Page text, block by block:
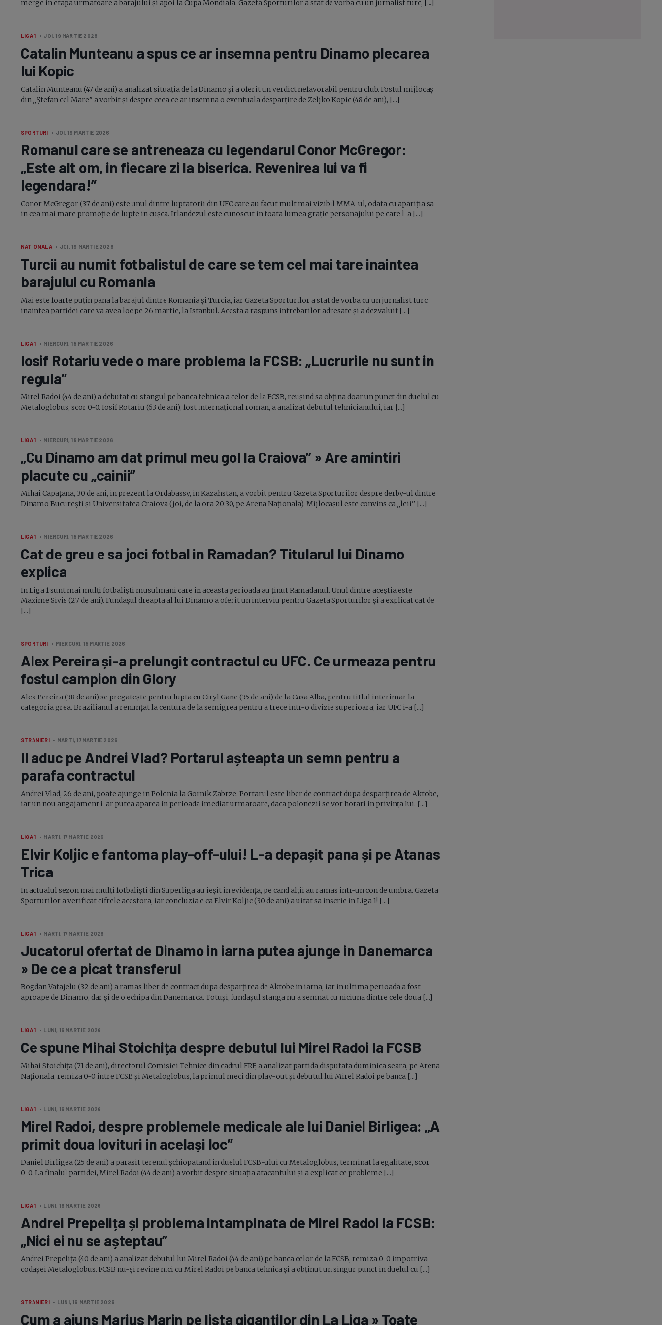
merge in etapa urmatoare a barajului și apoi la Cupa Mondiala. Gazeta Sporturilor a stat de vorba cu un jurnalist turc, [...]
LIGA 1 • JOI, 19 MARTIE 2026
Catalin Munteanu a spus ce ar insemna pentru Dinamo plecarea
lui Kopic
Catalin Munteanu (47 de ani) a analizat situația de la Dinamo și a oferit un verdict nefavorabil pentru club. Fostul mijlocaș
din „Ștefan cel Mare” a vorbit și despre ceea ce ar insemna o eventuala desparțire de Zeljko Kopic (48 de ani), [...]
SPORTURI • JOI, 19 MARTIE 2026
Romanul care se antreneaza cu legendarul Conor McGregor:
„Este alt om, in fiecare zi la biserica. Revenirea lui va fi
legendara!”
Conor McGregor (37 de ani) este unul dintre luptatorii din UFC care au facut mult mai vizibilMMA-ul, odata cu apariția sa
in cea mai mare promoție de lupte in cușca. Irlandezul este cunoscut in toata lumea grație personajului pe care l-a [...]
NATIONALA • JOI, 19 MARTIE 2026
Turcii au numit fotbalistul de care se tem cel mai tare inaintea
barajului cu Romania
Mai este foarte puțin pana la barajul dintre Romania și Turcia, iar Gazeta Sporturilor a stat de vorba cu un jurnalist turc
inaintea partidei care va avea loc pe 26 martie, la Istanbul. Acesta a raspuns intrebarilor adresate și a dezvaluit [...]
LIGA 1 • MIERCURI, 18 MARTIE 2026
Iosif Rotariu vede o mare problema la FCSB: „Lucrurile nu sunt in
regula”
Mirel Radoi (44 de ani) a debutat cu stangul pe banca tehnica a celor de la FCSB, reușind sa obțina doar un punct din duelul cu
Metaloglobus, scor 0-0. Iosif Rotariu (63 de ani), fost internațional roman, a analizat debutul tehnicianului, iar [...]
LIGA 1 • MIERCURI, 18 MARTIE 2026
„Cu Dinamo am dat primul meu gol la Craiova” » Are amintiri
placute cu „cainii”
Mihai Capațana, 30 de ani, in prezent la Ordabassy, in Kazahstan, a vorbit pentru Gazeta Sporturilor despre derby-ul dintre
Dinamo București și Universitatea Craiova (joi, de la ora 20:30, pe Arena Naționala). Mijlocașul este convins ca „leii” [...]
LIGA 1 • MIERCURI, 18 MARTIE 2026
Cat de greu e sa joci fotbal in Ramadan? Titularul lui Dinamo
explica
In Liga 1 sunt mai mulți fotbaliști musulmani care in aceasta perioada au ținut Ramadanul. Unul dintre aceștia este
Maxime Sivis (27 de ani). Fundașul dreapta al lui Dinamo a oferit un interviu pentru Gazeta Sporturilor și a explicat cat de
[...]
SPORTURI • MIERCURI, 18 MARTIE 2026
Alex Pereirași-a prelungit contractul cu UFC. Ce urmeaza pentru
fostul campion din Glory
Alex Pereira (38 de ani) se pregatește pentru lupta cu Ciryl Gane (35 de ani) de la Casa Alba, pentru titlul interimar la
categoria grea. Brazilianul a renunțat la centura de la semigrea pentru a trece intr-o divizie superioara, iar UFC i-a [...]
STRANIERI • MARTI, 17 MARTIE 2026
Il aduc pe Andrei Vlad? Portarul așteapta un semn pentru a
parafa contractul
Andrei Vlad, 26 de ani, poate ajunge in Polonia la Gornik Zabrze. Portarul este liber de contract dupa desparțirea de Aktobe,
iar un nou angajament i-ar putea aparea in perioada imediat urmatoare, daca polonezii se vor hotari in privința lui. [...]
LIGA 1 • MARTI, 17 MARTIE 2026
Elvir Koljic e fantoma play-off-ului! L-a depașit pana și pe Atanas
Trica
In actualul sezon mai mulți fotbaliști din Superliga au ieșit in evidența, pe cand alții au ramas intr-un con de umbra. Gazeta
Sporturilor a verificat cifrele acestora, iar concluzia e ca Elvir Koljic (30 de ani) a uitat sa inscrie in Liga 1! [...]
LIGA 1 • MARTI, 17 MARTIE 2026
Jucatorul ofertat de Dinamo in iarna putea ajunge in Danemarca
» De ce a picat transferul
Bogdan Vatajelu (32 de ani) a ramas liber de contract dupa desparțirea de Aktobe in iarna, iar in ultima perioada a fost
aproape de Dinamo, dar și de o echipa din Danemarca. Totuși, fundașul stanga nu a semnat cu niciuna dintre cele doua [...]
LIGA 1 • LUNI, 16 MARTIE 2026
Ce spune Mihai Stoichița despre debutul lui Mirel Radoi la FCSB
Mihai Stoichița (71 de ani), directorul Comisiei Tehnice din cadrul FRF, a analizat partida disputata duminica seara, pe Arena
Naționala, remiza 0-0 intre FCSB și Metaloglobus, la primul meci din play-outși debutul lui Mirel Radoi pe banca [...]
LIGA 1 • LUNI, 16 MARTIE 2026
Mirel Radoi, despre problemele medicale ale lui Daniel Birligea: „A
primit doua lovituri in același loc”
Daniel Birligea (25 de ani) a parasit terenul șchiopatand in duelulFCSB-ului cu Metaloglobus, terminat la egalitate, scor
0-0. La finalul partidei, Mirel Radoi (44 de ani) a vorbit despre situația atacantului și a explicat ce probleme [...]
LIGA 1 • LUNI, 16 MARTIE 2026
Andrei Prepelița și problema intampinata de Mirel Radoi la FCSB:
„Nici ei nu se așteptau”
Andrei Prepelița (40 de ani) a analizat debutul lui Mirel Radoi (44 de ani) pe banca celor de la FCSB, remiza 0-0 impotriva
codașei Metaloglobus. FCSB nu-și revine nici cu Mirel Radoi pe banca tehnica și a obținut un singur punct in duelul cu [...]
STRANIERI • LUNI, 16 MARTIE 2026
Cum a ajuns Marius Marin pe lista giganților din La Liga » Toate